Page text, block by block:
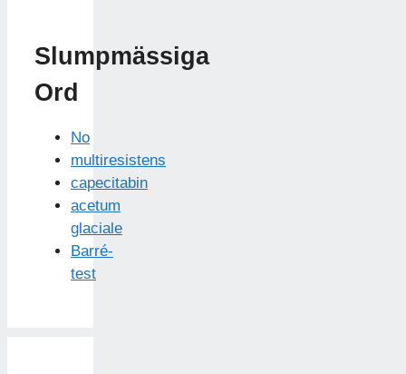
Slumpmässiga
Ord
No
multiresistens
capecitabin
acetum
glaciale
Barré-
test